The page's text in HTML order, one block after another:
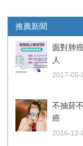
推薦新聞
面對肺
人
2017-05-
不抽菸
癌
2016-12-